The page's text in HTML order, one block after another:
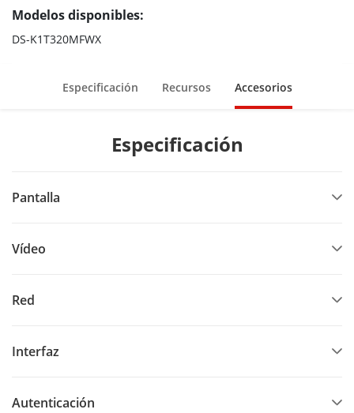
Configuración a través del cliente web
Modelos disponibles:
DS-K1T320MFWX
Especificación Recursos Accesorios
Especificación
Pantalla
Vídeo
Red
Interfaz
Autenticación